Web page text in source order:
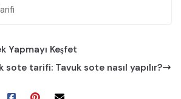
Yapmayı Keşfet
sote tarifi: Tavuk sote nasıl yapılır?